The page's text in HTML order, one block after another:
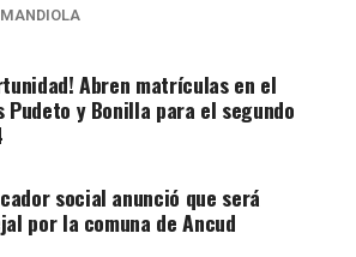
Abren matrículas en el
Pudeto y Bonilla para el segundo
social anunció que será
por la comuna de Ancud